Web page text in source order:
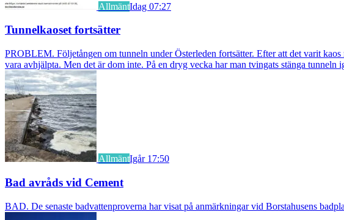
AllmäntIdag 07:27
Tunnelkaoset fortsätter
PROBLEM. Följetången om tunneln under Österleden fortsätter. Efter att det varit
vara avhjälpta. Men det är dom inte. På en dryg vecka har man tvingats stänga tunneln
AllmäntIgår 17:50
Bad avråds vid Cement
BAD. De senaste badvattenproverna har visat på anmärkningar vid Borstahusens